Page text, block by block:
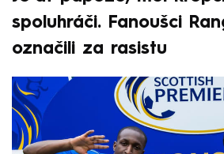
spoluhráči. Fanoušci
označili za rasistu